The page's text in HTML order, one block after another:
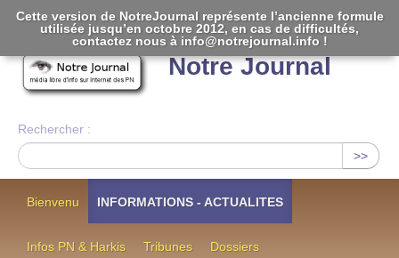
Notre Journal
Rechercher :
>>
Bienvenu INFORMATIONS - ACTUALITES
Infos PN & Harkis Tribunes Dossiers
Cette version de NotreJournal représente l’ancienne formule
utilisée jusqu’en octobre 2012, en cas de difficultés,
contactez nous à info@notrejournal.info !